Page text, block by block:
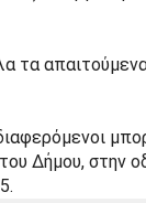
τα
Δήμου, στην